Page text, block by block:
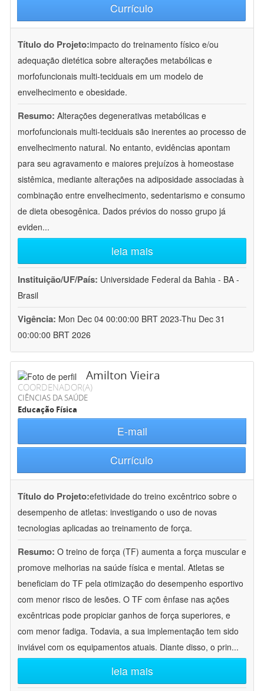
Currículo
Título do Projeto:impacto do treinamento físico e/ou
adequação dietética sobre alterações metabólicas e
morfofuncionais multi-teciduais em um modelo de
envelhecimento e obesidade.
Resumo: Alterações degenerativas metabólicas e
morfofuncionais multi-teciduais são inerentes ao processo de
envelhecimento natural. No entanto, evidências apontam
para seu agravamento e maiores prejuízos à homeostase
sistêmica, mediante alterações na adiposidade associadas à
combinação entre envelhecimento, sedentarismo e consumo
de dieta obesogênica. Dados prévios do nosso grupo já
eviden...
leia mais
Instituição/UF/País: Universidade Federal da Bahia - BA -
Brasil
Vigência: Mon Dec 04 00:00:00 BRT 2023-Thu Dec 31
00:00:00 BRT 2026
Amilton Vieira
COORDENADOR(A)
CIÊNCIAS DA SAÚDE
Educação Física
E-mail
Currículo
Título do Projeto:efetividade do treino excêntrico sobre o
desempenho de atletas: investigando o uso de novas
tecnologias aplicadas ao treinamento de força.
Resumo: O treino de força (TF) aumenta a força muscular e
promove melhorias na saúde física e mental. Atletas se
beneficiam do TF pela otimização do desempenho esportivo
com menor risco de lesões. O TF com ênfase nas ações
excêntricas pode propiciar ganhos de força superiores, e
com menor fadiga. Todavia, a sua implementação tem sido
inviável com os equipamentos atuais. Diante disso, o prin...
leia mais